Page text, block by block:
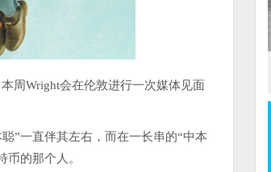
周Wright会在伦敦进行一次媒体见面
”一直伴其左右，而在一长串的“中本
的那个人。